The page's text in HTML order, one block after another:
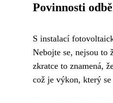
Povinnosti
S instalací
Nebojte se, nejsou to
zkratce to znamená,
což je výkon, který